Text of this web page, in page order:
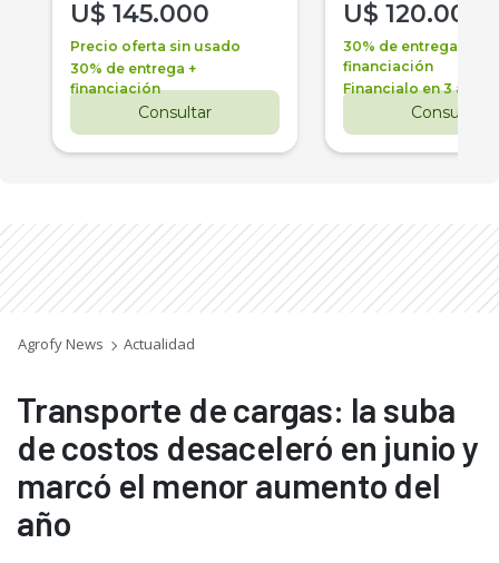
U$ 145.000
Precio oferta sin usado
30% de entrega +
financiación
Consultar
U$ 120.000
30% de entrega +
financiación
Financialo en 3 años
Consultar
Agrofy News Actualidad
Transporte de cargas: la suba
de costos desaceleró en junio y
marcó el menor aumento del
año